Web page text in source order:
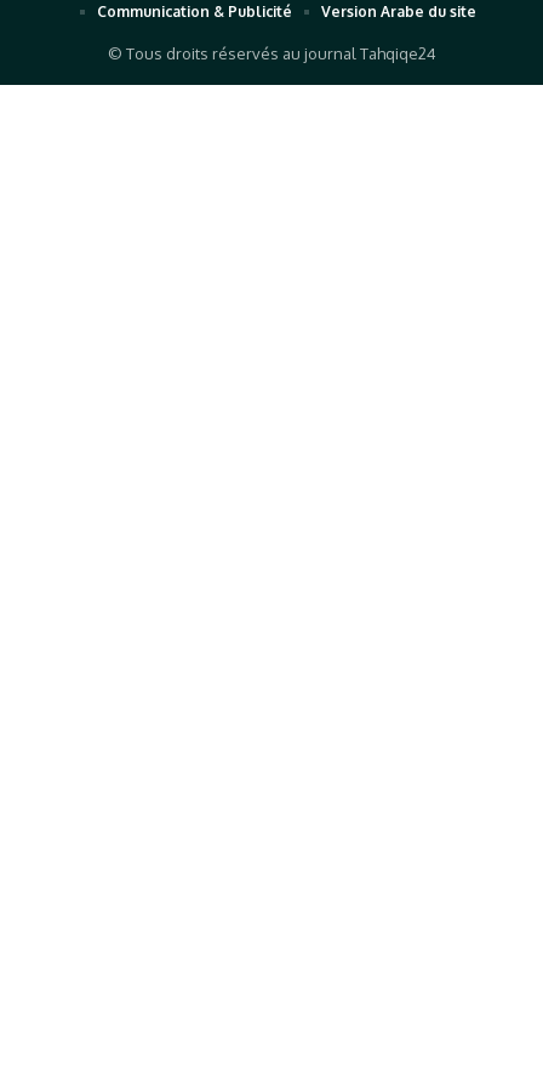
© Tous droits réservés au journal Tahqiqe24
Communication & Publicité
Version Arabe du site